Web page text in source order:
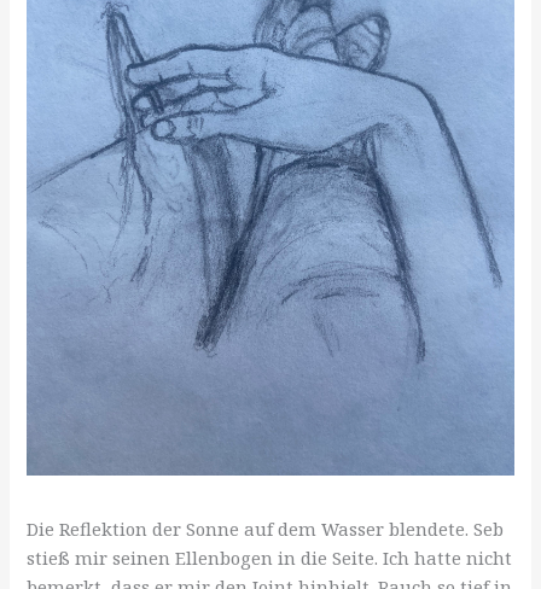
Die Reflektion der Sonne auf dem Wasser blendete. Seb
stieß mir seinen Ellenbogen in die Seite. Ich hatte nicht